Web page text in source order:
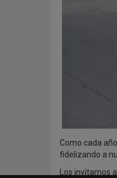
Como cada
fidelizando a
Los invitamos